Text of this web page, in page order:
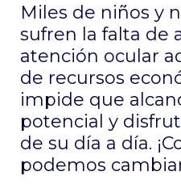
Miles de niños y
sufren la falta de
atención ocular
de recursos
impide que
potencial y
de su día a día.
podemos